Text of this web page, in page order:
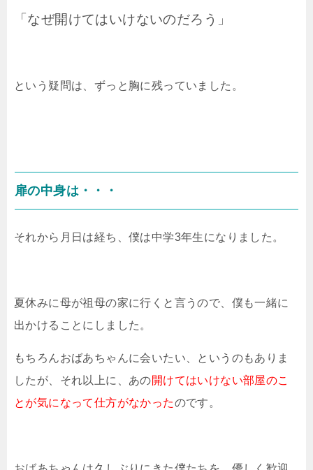
「なぜ開けてはいけないのだろう」
という疑問は、ずっと胸に残っていました。
扉の中身は・・・
それから月日は経ち、僕は中学3年生になりました。
夏休みに母が祖母の家に行くと言うので、僕も一緒に
出かけることにしました。
もちろんおばあちゃんに会いたい、というのもありま
したが、それ以上に、あの開けてはいけない部屋のこ
とが気になって仕方がなかったのです。